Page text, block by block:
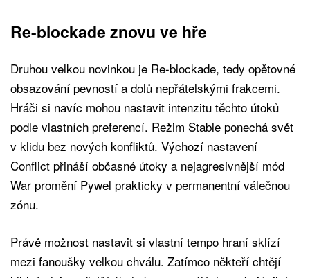
Re-blockade znovu ve hře
Druhou velkou novinkou je Re-blockade, tedy opětovné
obsazování pevností a dolů nepřátelskými frakcemi.
Hráči si navíc mohou nastavit intenzitu těchto útoků
podle vlastních preferencí. Režim Stable ponechá svět
v klidu bez nových konfliktů. Výchozí nastavení
Conflict přináší občasné útoky a nejagresivnější mód
War promění Pywel prakticky v permanentní válečnou
zónu.
Právě možnost nastavit si vlastní tempo hraní sklízí
mezi fanoušky velkou chválu. Zatímco někteří chtějí